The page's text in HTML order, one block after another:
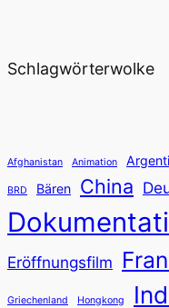
Schlagwörterwolke
Afghanistan Animation
BRD Bären China
Eröffnungsfilm
Griechenland Hongkong